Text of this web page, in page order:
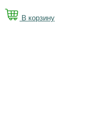
В корзину